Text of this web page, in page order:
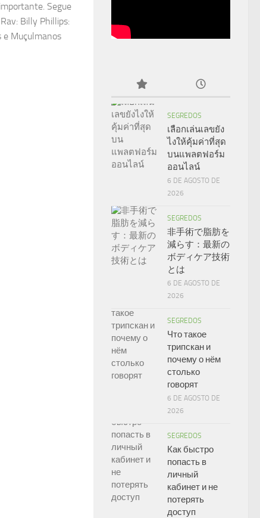
Segue
Billy Phillips:
e Muçulmanos
SEGREDOS
เลือกเล่นเลขยัง
ไงให้คุ้มค่าที่สุด
บนแพลตฟอร์ม
ออนไลน์
6 DE AGOSTO DE
2026
SEGREDOS
非手術で脂肪を
減らす：最新の
ボディケア技術
とは
6 DE AGOSTO DE
2026
SEGREDOS
Что такое
трипскан и
почему о нём
столько
говорят
6 DE AGOSTO DE
2026
SEGREDOS
Как быстро
попасть в
личный
кабинет и не
потерять
доступ